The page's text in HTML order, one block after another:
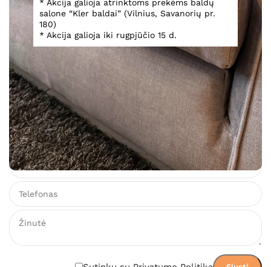
* Akcija galioja atrinktoms prekėms baldų
salone “Kler baldai” (Vilnius, Savanorių pr.
180)
* Akcija galioja iki rugpjūčio 15 d.
Kampinė sofa Idillio
3 219,00
Įsiminti Gamintojo svetainė PDF katalogas
Teirautis dėl prekės